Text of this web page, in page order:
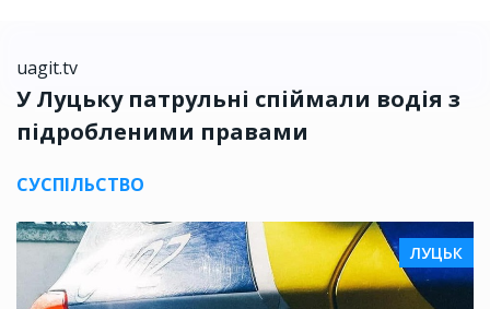
uagit.tv
У Луцьку патрульні спіймали водія з
підробленими правами
СУСПІЛЬСТВО
ЛУЦЬК